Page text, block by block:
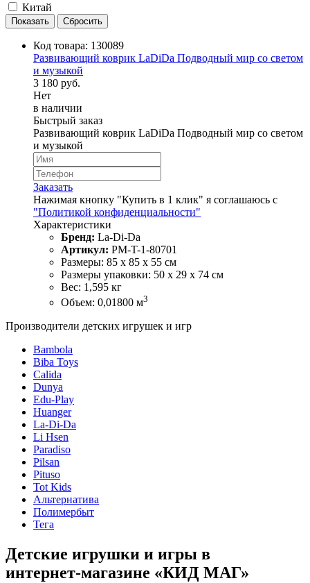
Китай
Код товара: 130089
Развивающий коврик LaDiDa Подводный мир со светом
и музыкой
3 180 руб.
Нет
в наличии
Быстрый заказ
Развивающий коврик LaDiDa Подводный мир со светом
и музыкой
Заказать
Нажимая кнопку "Купить в 1 клик" я соглашаюсь с
"Политикой конфиденциальности"
Характеристики
Бренд: La-Di-Da
Артикул: PM-T-1-80701
Размеры: 85 х 85 х 55 см
Размеры упаковки: 50 х 29 х 74 см
Вес: 1,595 кг
Объем: 0,01800 м3
Производители детских игрушек и игр
Bambola
Biba Toys
Calida
Dunya
Edu-Play
Huanger
La-Di-Da
Li Hsen
Paradiso
Pilsan
Pituso
Tot Kids
Альтернатива
Полимербыт
Тега
Детские игрушки и игры в
интернет‑магазине «КИД МАГ»